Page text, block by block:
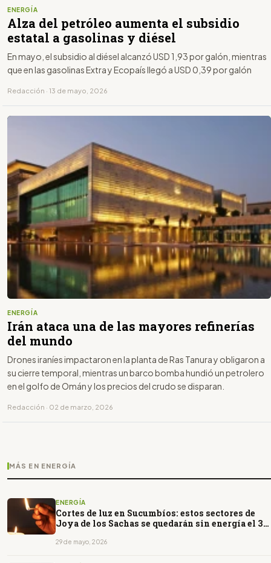
ENERGÍA
Alza del petróleo aumenta el subsidio
estatal a gasolinas y diésel
En mayo, el subsidio al diésel alcanzó USD 1,93 por galón, mientras
que en las gasolinas Extra y Ecopaís llegó a USD 0,39 por galón
Redacción · 13 de mayo, 2026
ENERGÍA
Irán ataca una de las mayores refinerías
del mundo
Drones iraníes impactaron en la planta de Ras Tanura y obligaron a
su cierre temporal, mientras un barco bomba hundió un petrolero
en el golfo de Omán y los precios del crudo se disparan.
Redacción · 02 de marzo, 2026
MÁS EN ENERGÍA
ENERGÍA
Cortes de luz en Sucumbíos: estos sectores de
Joya de los Sachas se quedarán sin energía el 30
29 de mayo, 2026